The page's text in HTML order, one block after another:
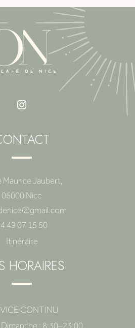
Maurice Jaubert,
06000 Nice
49 07 15 50
Itinéraire
HORAIRES
CONTINU